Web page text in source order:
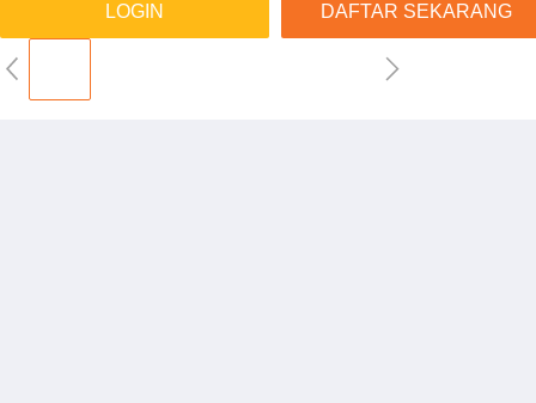
LOGIN DAFTAR SEKARANG